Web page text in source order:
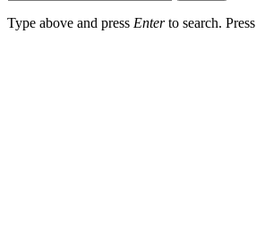
Type above and press Enterto search. Press